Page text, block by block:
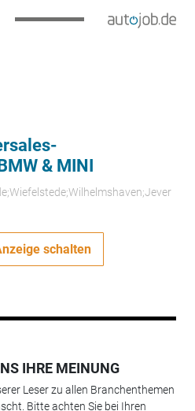
& MINI
schalten
IHRE MEINUNG
Leser zu allen Branchenthemen
Bitte achten Sie bei Ihren